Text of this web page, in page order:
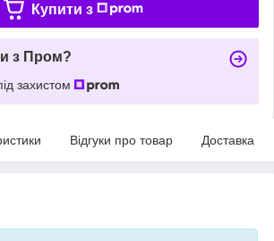
Купити з
з Пром?
захистом
Відгуки про товар Доставка